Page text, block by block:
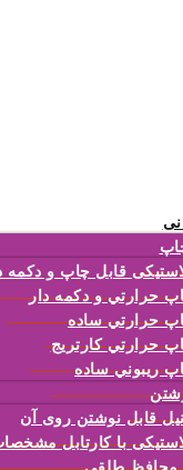
قابل چاپ و دکمه
حرارتي و دکمه دار
حرارتي ساده
حرارتي کارتريج
ريبوني ساده
قابل نوشتن روی آن
با کارتابل